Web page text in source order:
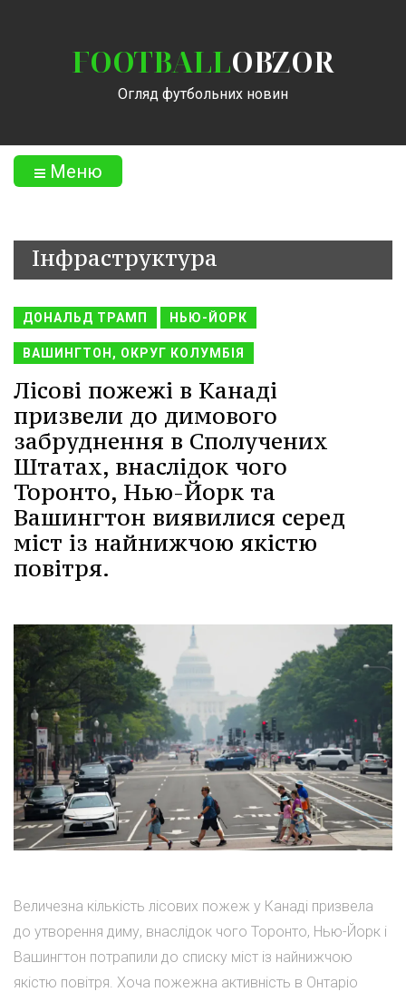
FOOTBALLOBZOR
Огляд футбольних новин
Меню
Інфраструктура
ДОНАЛЬД ТРАМП НЬЮ-ЙОРК
ВАШИНГТОН, ОКРУГ КОЛУМБІЯ
Лісові пожежі в Канаді
призвели до димового
забруднення в Сполучених
Штатах, внаслідок чого
Торонто, Нью-Йорк та
Вашингтон виявилися серед
міст із найнижчою якістю
повітря.
Величезна кількість лісових пожеж у Канаді призвела
до утворення диму, внаслідок чого Торонто, Нью-Йорк і
Вашингтон потрапили до списку міст із найнижчою
якістю повітря. Хоча пожежна активність в Онтаріо